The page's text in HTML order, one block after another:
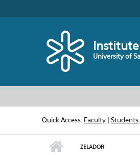
University of
Quick Access: Faculty |Students
ZELADOR